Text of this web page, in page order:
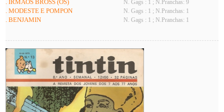
. IRMÃOS BROSS (OS) N. Gags : 1 ; N.Pranchas: 9
. MODESTE E POMPON N. Gags : 1 ; N.Pranchas: 1
. BENJAMIN N. Gags : 1 ; N.Pranchas: 1